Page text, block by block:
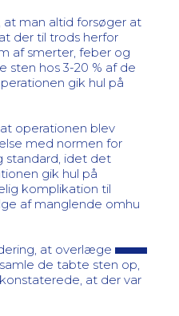
man altid forsøger at
der til trods herfor
af smerter, feber og
sten hos 3-20 % af de
gik hul på
operationen blev
med normen for
standard, idet det
gik hul på
komplikation til
af manglende omhu
at overlæge
de tabte sten op,
at der var